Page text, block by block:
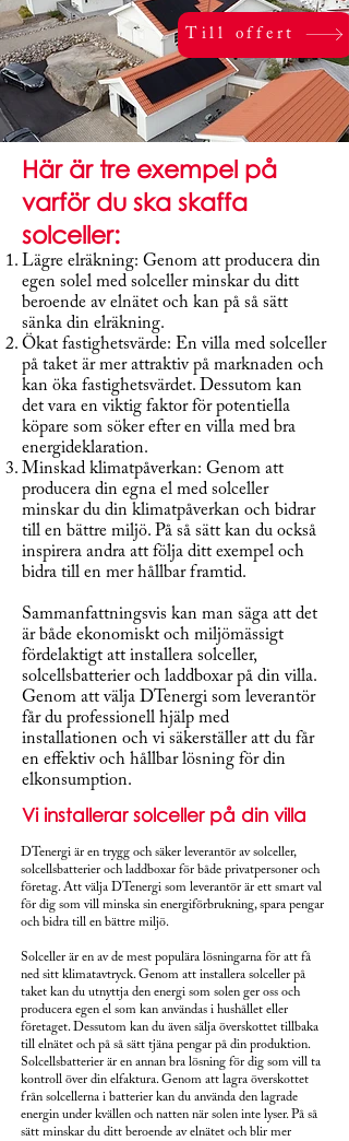
Till offert
Här är tre exempel på
varför du ska skaffa
solceller:
Lägre elräkning: Genom att producera din
egen solel med solceller minskar du ditt
beroende av elnätet och kan på så sätt
sänka din elräkning.
Ökat fastighetsvärde: En villa med solceller
på taket är mer attraktiv på marknaden och
kan öka fastighetsvärdet. Dessutom kan
det vara en viktig faktor för potentiella
köpare som söker efter en villa med bra
energideklaration.
Minskad klimatpåverkan: Genom att
producera din egna el med solceller
minskar du din klimatpåverkan och bidrar
till en bättre miljö. På så sätt kan du också
inspirera andra att följa ditt exempel och
bidra till en mer hållbar framtid.
Sammanfattningsvis kan man säga att det
är både ekonomiskt och miljömässigt
fördelaktigt att installera solceller,
solcellsbatterier och laddboxar på din villa.
Genom att välja DTenergi som leverantör
får du professionell hjälp med
installationen och vi säkerställer att du får
en effektiv och hållbar lösning för din
elkonsumption.​​
Vi installerar solceller på din villa
DTenergi är en trygg och säker leverantör av solceller,
solcellsbatterier och laddboxar för både privatpersoner och
företag. Att välja DTenergi som leverantör är ett smart val
för dig som vill minska sin energiförbrukning, spara pengar
och bidra till en bättre miljö.
Solceller är en av de mest populära lösningarna för att få
ned sitt klimatavtryck. Genom att installera solceller på
taket kan du utnyttja den energi som solen ger oss och
producera egen el som kan användas i hushållet eller
företaget. Dessutom kan du även sälja överskottet tillbaka
till elnätet och på så sätt tjäna pengar på din produktion.
Solcellsbatterier är en annan bra lösning för dig som vill ta
kontroll över din elfaktura. Genom att lagra överskottet
från solcellerna i batterier kan du använda den lagrade
energin under kvällen och natten när solen inte lyser. På så
sätt minskar du ditt beroende av elnätet och blir mer